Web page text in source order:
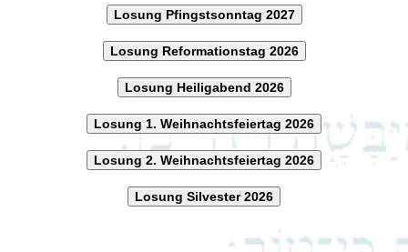
Losung Pfingstsonntag 2027
Losung Reformationstag 2026
Losung Heiligabend 2026
Losung 1. Weihnachtsfeiertag 2026
Losung 2. Weihnachtsfeiertag 2026
Losung Silvester 2026